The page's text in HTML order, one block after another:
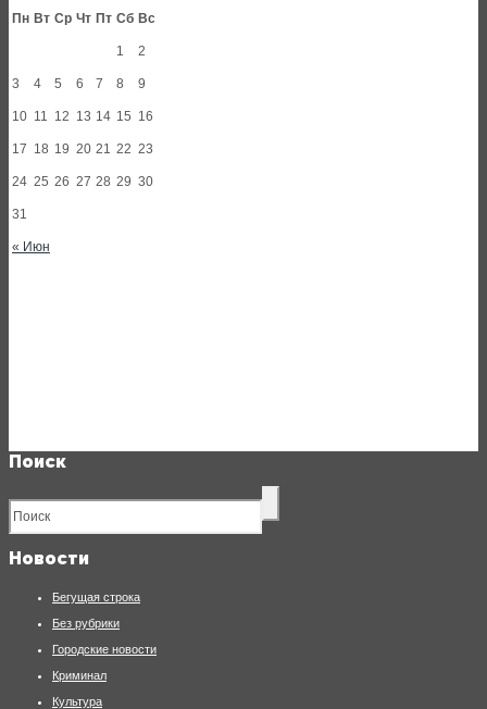
Пн Вт Ср Чт Пт Сб Вс
« Июн
1 2
3 4 5 6 7 8 9
10 11 12 13 14 15 16
17 18 19 20 21 22 23
24 25 26 27 28 29 30
31
Поиск
Новости
Бегущая строка
Без рубрики
Городские новости
Криминал
Культура